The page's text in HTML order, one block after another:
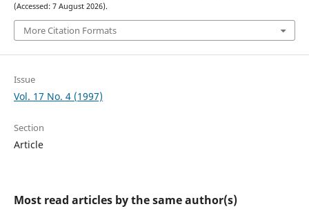
(Accessed: 7 August 2026).
More Citation Formats
Issue
Vol. 17 No. 4 (1997)
Section
Article
Most read articles by the same author(s)